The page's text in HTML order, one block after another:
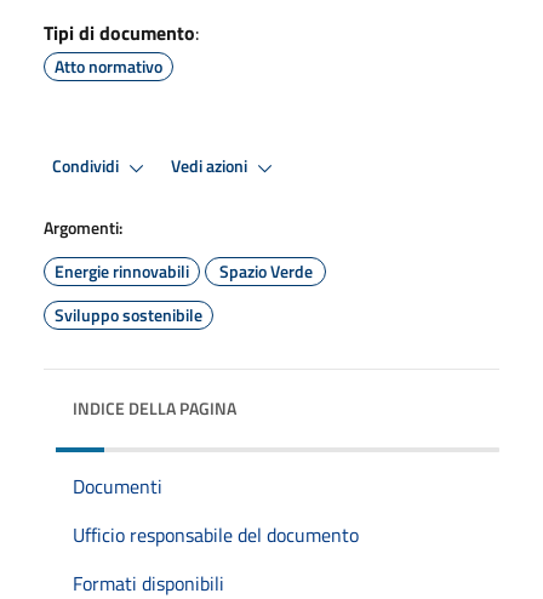
Tipi di documento:
Atto normativo
Condividi Vedi azioni
Argomenti:
Energie rinnovabili
Spazio Verde
Sviluppo sostenibile
INDICE DELLA PAGINA
Documenti
Ufficio responsabile del documento
Formati disponibili